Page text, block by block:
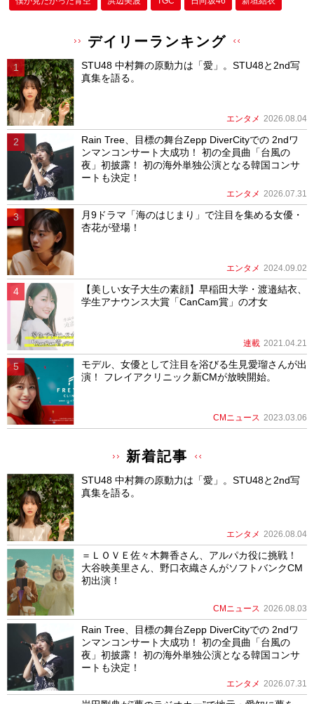
デイリーランキング
STU48 中村舞の原動力は「愛」。STU48と2nd写
真集を語る。
エンタメ 2026.08.04
Rain Tree、目標の舞台Zepp DiverCityでの 2ndワ
ンマンコンサート大成功！ 初の全員曲「台風の
夜」初披露！ 初の海外単独公演となる韓国コンサ
ートも決定！
エンタメ 2026.07.31
月9ドラマ「海のはじまり」で注目を集める女優・
杏花が登場！
エンタメ 2024.09.02
【美しい女子大生の素顔】早稲田大学・渡邉結衣、
学生アナウンス大賞「CanCam賞」の才女
連載 2021.04.21
モデル、女優として注目を浴びる生見愛瑠さんが出
演！ フレイアクリニック新CMが放映開始。
CMニュース 2023.03.06
新着記事
STU48 中村舞の原動力は「愛」。STU48と2nd写
真集を語る。
エンタメ 2026.08.04
＝ＬＯＶＥ佐々木舞香さん、アルパカ役に挑戦！
大谷映美里さん、野口衣織さんがソフトバンクCM
初出演！
CMニュース 2026.08.03
Rain Tree、目標の舞台Zepp DiverCityでの 2ndワ
ンマンコンサート大成功！ 初の全員曲「台風の
夜」初披露！ 初の海外単独公演となる韓国コンサ
ートも決定！
エンタメ 2026.07.31